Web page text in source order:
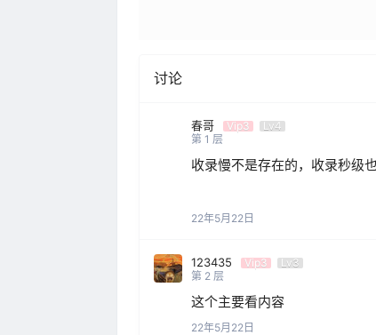
讨论
春哥 Vip3
Lv4
第 1 层
收录慢不是存在的，收录秒级
22年5月22日
123435 Vip3
Lv3
第 2 层
这个主要看内容
22年5月22日